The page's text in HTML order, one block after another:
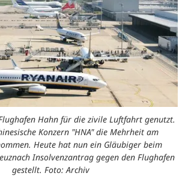
Hahn für die zivile Luftfahrt genutzt.
Konzern "HNA" die Mehrheit am
Heute hat nun ein Gläubiger beim
Insolvenzantrag gegen den Flughafen
gestellt. Foto: Archiv